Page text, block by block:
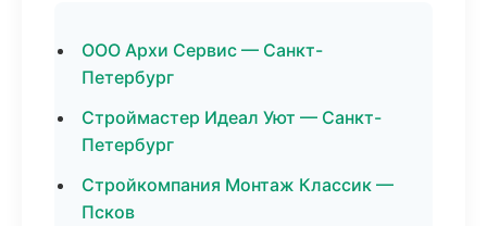
ООО Архи Сервис — Санкт-
Петербург
Строймастер Идеал Уют — Санкт-
Петербург
Стройкомпания Монтаж Классик —
Псков